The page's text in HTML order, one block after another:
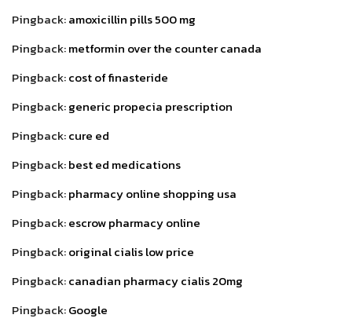
Pingback:amoxicillin pills 500 mg
Pingback:metformin over the counter canada
Pingback:cost of finasteride
Pingback:generic propecia prescription
Pingback:cure ed
Pingback:best ed medications
Pingback:pharmacy online shopping usa
Pingback:escrow pharmacy online
Pingback:original cialis low price
Pingback:canadian pharmacy cialis 20mg
Pingback:Google